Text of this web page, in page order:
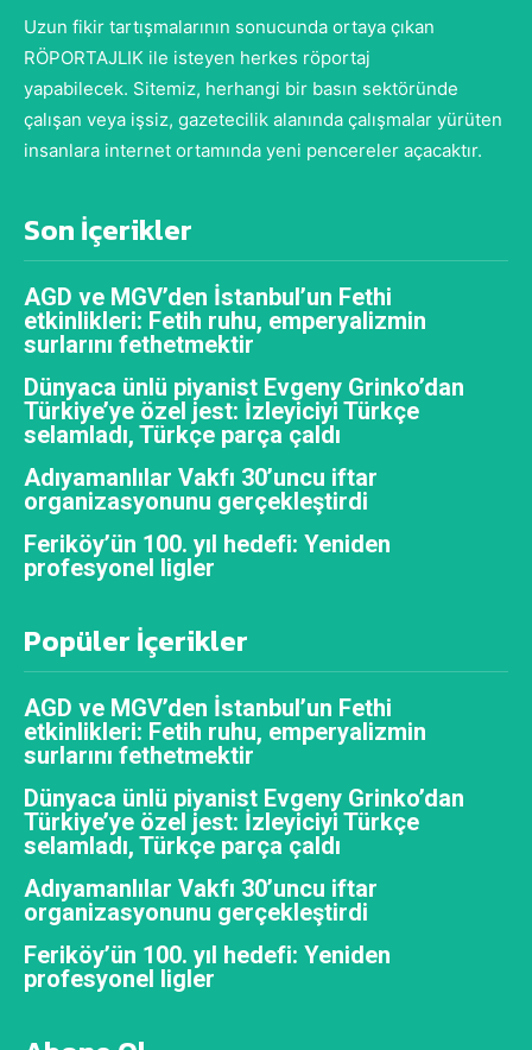
Uzun fikir tartışmalarının sonucunda ortaya çıkan
RÖPORTAJLIK ile isteyen herkes röportaj
yapabilecek. Sitemiz, herhangi bir basın sektöründe
çalışan veya işsiz, gazetecilik alanında çalışmalar yürüten
insanlara internet ortamında yeni pencereler açacaktır.
Son İçerikler
AGD ve MGV’den İstanbul’un Fethi
etkinlikleri: Fetih ruhu, emperyalizmin
surlarını fethetmektir
Dünyaca ünlü piyanist Evgeny Grinko’dan
Türkiye’ye özel jest: İzleyiciyi Türkçe
selamladı, Türkçe parça çaldı
Adıyamanlılar Vakfı 30’uncu iftar
organizasyonunu gerçekleştirdi
Feriköy’ün 100. yıl hedefi: Yeniden
profesyonel ligler
Popüler İçerikler
AGD ve MGV’den İstanbul’un Fethi
etkinlikleri: Fetih ruhu, emperyalizmin
surlarını fethetmektir
Dünyaca ünlü piyanist Evgeny Grinko’dan
Türkiye’ye özel jest: İzleyiciyi Türkçe
selamladı, Türkçe parça çaldı
Adıyamanlılar Vakfı 30’uncu iftar
organizasyonunu gerçekleştirdi
Feriköy’ün 100. yıl hedefi: Yeniden
profesyonel ligler